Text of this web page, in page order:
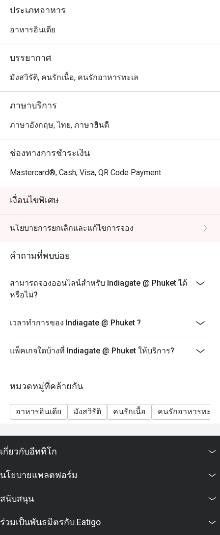
เป็นอีกหนึ่งเมนูที่ได้รับความนิยม โดยได้รับคำชมในซอสที่
ของร้านยังได้รับการตอบรับที่ดี ทำให้เป็นตัวเลือกที่ยอดเยี่ยม
รีวิว Indiagate: ร้านนี้มีคะแนนรวมที่น่าประทับใจถึง 4.9 โดย
มีรีวิวจำนวนมากที่เน้นคุณภาพของอาหารและบริการที่ยอด
เอาใจใส่ของพนักงาน ซึ่งช่วยสร้างประสบการณ์การรับ
ประทานอาหารที่ดี หลายคนแสดงความประหลาดใจที่พบ
ร้านอาหารอินเดียที่มีคุณภาพสูงเช่นนี้ในป่าตอง
คำแนะนำจาก Indiagate: ตั้งอยู่บนถนนทวีวงศ์อย่างสะดวก
สบาย Indiagate มีการตกแต่งที่ทันสมัยและหรูหราซึ่งช่วย
เสริมประสบการณ์การรับประทานอาหาร บรรยากาศสบาย
ทั่วไปและโอกาสพิเศษ
สำหรับผู้ที่สนใจสัมผัสรสชาติของอินเดีย สามารถทำการจอง
ผ่านแอป FunNow หรือ eatigo อย่าพลาดโอกาสที่จะ
ประเภทอาหาร
อาหารอินเดีย
บรรยากาศ
มังสวิรัติ, คนรักเนื้อ, คนรักอาหารทะเล
ภาษาบริการ
ภาษาอังกฤษ, ไทย, ภาษาฮินดี
ช่องทางการชำระเงิน
Mastercard®, Cash, Visa, QR Code Payment
เงื่อนไขพิเศษ
นโยบายการยกเลิกและแก้ไขการจอง
คำถามที่พบบ่อย
สามารถจองออนไลน์สำหรับ Indiagate @ Phuket ได้
หรือไม่?
เวลาทำการของ Indiagate @ Phuket ?
แพ็คเกจใดบ้างที่ Indiagate @ Phuket ให้บริการ?
หมวดหมู่ที่คล้ายกัน
อาหารอินเดีย มังสวิรัติ คนรักเนื้อ คนรักอาหารทะเล
เกี่ยวกับอีททิโก
นโยบายแพลตฟอร์ม
สนับสนุน
ร่วมเป็นพันธมิตรกับ Eatigo